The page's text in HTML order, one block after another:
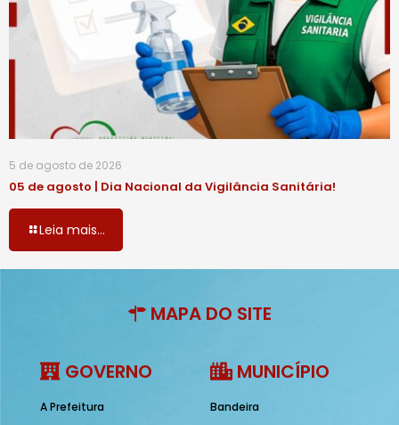
5 de agosto de 2026
05 de agosto | Dia Nacional da Vigilância Sanitária!
Leia mais...
MAPA DO SITE
GOVERNO
A Prefeitura
MUNICÍPIO
Bandeira